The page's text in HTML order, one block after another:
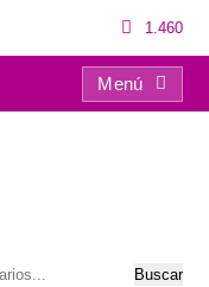
1.460
Menú